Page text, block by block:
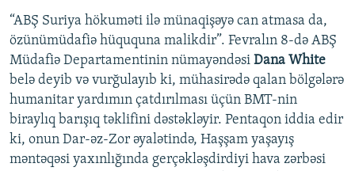
“ABŞ Suriya hökuməti ilə münaqişəyə can atmasa da,
özünümüdafiə hüququna malikdir”. Fevralın 8-də ABŞ
Müdafiə Departamentinin nümayəndəsi Dana White
belə deyib və vurğulayıb ki, mühasirədə qalan bölgələrə
humanitar yardımın çatdırılması üçün BMT-nin
biraylıq barışıq təklifini dəstəkləyir. Pentaqon iddia edir
ki, onun Dar-əz-Zor əyalətində, Haşşam yaşayış
məntəqəsi yaxınlığında gerçəkləşdirdiyi hava zərbəsi